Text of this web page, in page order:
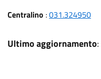
Centralino :031.324950
Ultimo aggiornamento